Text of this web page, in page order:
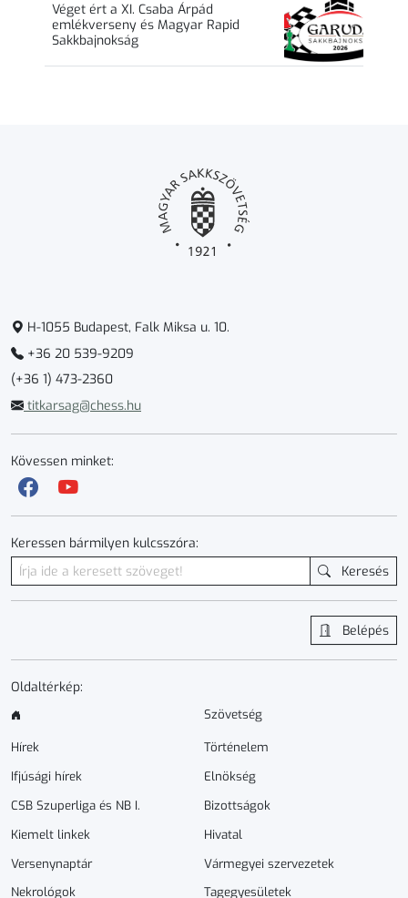
Véget ért a XI. Csaba Árpád
emlékverseny és Magyar Rapid
Sakkbajnokság
H-1055 Budapest, Falk Miksa u. 10.
+36 20 539-9209
(+36 1) 473-2360
titkarsag@chess.hu
Kövessen minket:
Keressen bármilyen kulcsszóra:
Keresés
Belépés
Oldaltérkép:
Hírek
Ifjúsági hírek
CSB Szuperliga és NB I.
Kiemelt linkek
Versenynaptár
Nekrológok
Szövetség
Történelem
Elnökség
Bizottságok
Hivatal
Vármegyei szervezetek
Tagegyesületek